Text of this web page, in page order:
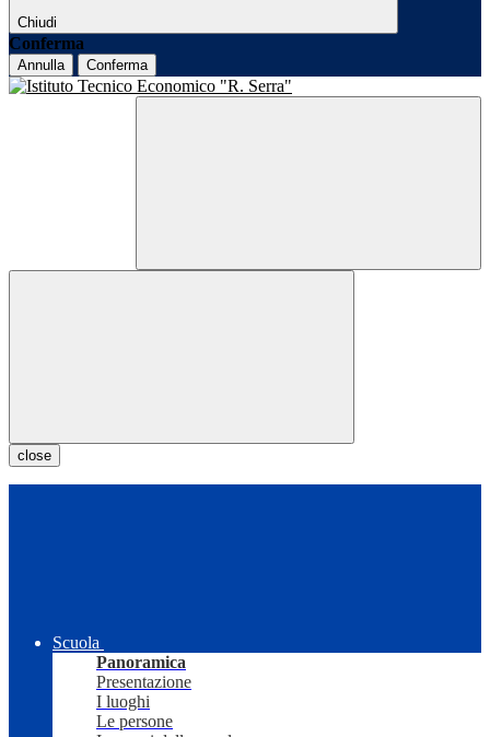
Chiudi
Conferma
Annulla Conferma
close
Scuola
Panoramica
Presentazione
I luoghi
Le persone